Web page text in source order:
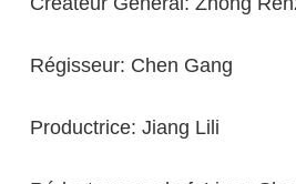
Régisseur: Chen Gang
Productrice: Jiang Lili